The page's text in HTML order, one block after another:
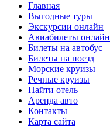
Главная
Выгодные туры
Экскурсии онлайн
Авиабилеты онлайн
Билеты на автобус
Билеты на поезд
Морские круизы
Речные круизы
Найти отель
Аренда авто
Контакты
Карта сайта